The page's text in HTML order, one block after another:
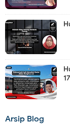
Arsip Blog